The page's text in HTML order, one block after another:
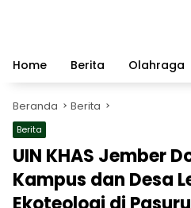
Home
Berita Olahraga
Beranda Berita
Berita
UIN KHAS Jember
Kampus dan Desa